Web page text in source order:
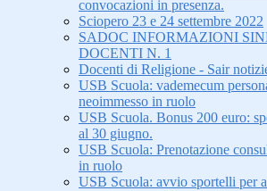
convocazioni in presenza.
Sciopero 23 e 24 settembre 2022
SADOC INFORMAZIONI
DOCENTI N. 1
Docenti di Religione - Sair
USB Scuola: vademecum
neoimmesso in ruolo
USB Scuola. Bonus 200 euro:
al 30 giugno.
USB Scuola: Prenotazione
in ruolo
USB Scuola: avvio sportelli per